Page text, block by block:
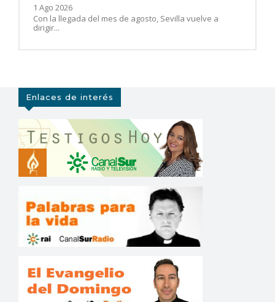
1 Ago 2026
Con la llegada del mes de agosto, Sevilla vuelve a
dirigir...
Enlaces de interés